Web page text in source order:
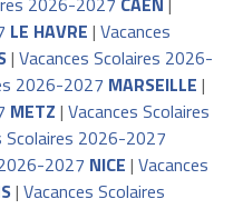
LE HAVRE | Vacances
| Vacances Scolaires 2026-
2026-2027 MARSEILLE |
METZ | Vacances Scolaires
Scolaires 2026-2027
2027 NICE | Vacances
| Vacances Scolaires